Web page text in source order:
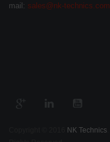
mail: sales@nk-technics.com
NK Technics